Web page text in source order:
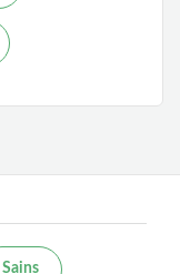
Sains